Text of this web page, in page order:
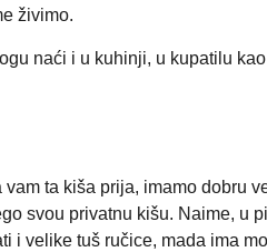
živimo.
naći i u kuhinji, u kupatilu
ta kiša prija, imamo dobru
svou privatnu kišu. Naime, u
i velike tuš ručice, mada ima